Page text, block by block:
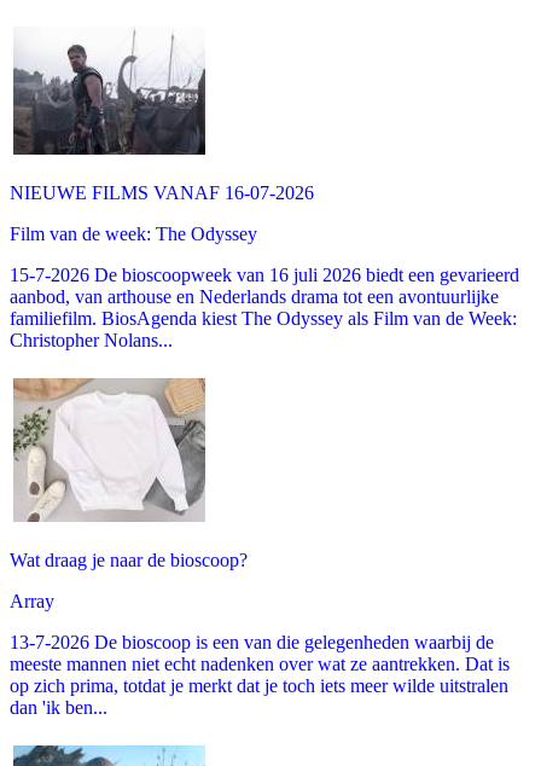
NIEUWE FILMS VANAF 16-07-2026
Film van de week: The Odyssey
15-7-2026 De bioscoopweek van 16 juli 2026 biedt een gevarieerd
aanbod, van arthouse en Nederlands drama tot een avontuurlijke
familiefilm. BiosAgenda kiest The Odyssey als Film van de Week:
Christopher Nolans...
Wat draag je naar de bioscoop?
Array
13-7-2026 De bioscoop is een van die gelegenheden waarbij de
meeste mannen niet echt nadenken over wat ze aantrekken. Dat is
op zich prima, totdat je merkt dat je toch iets meer wilde uitstralen
dan 'ik ben...